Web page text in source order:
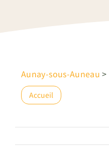
Aunay-sous-Auneau >
Accueil